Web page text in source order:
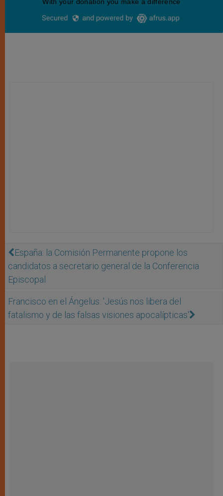
España: la Comisión Permanente propone los
candidatos a secretario general de la Conferencia
Episcopal
Francisco en el Ángelus: 'Jesús nos libera del
fatalismo y de las falsas visiones apocalípticas'